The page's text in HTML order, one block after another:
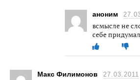
аноним
всмысле не
себе
Макс Филимонов 27.03.2011